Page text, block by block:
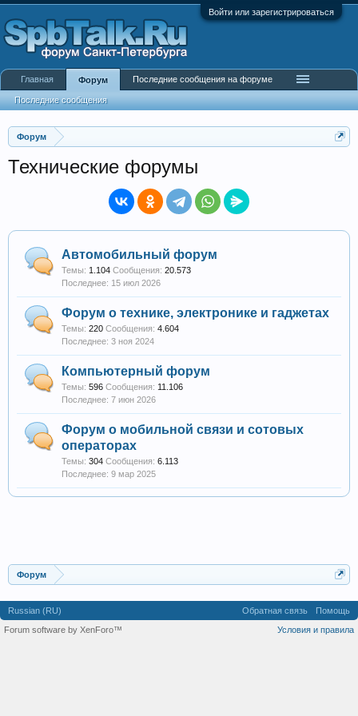
Войти или зарегистрироваться
Форум
Технические форумы
Автомобильный форум
Темы: 1.104 Сообщения: 20.573
15 июл 2026
Форум о технике, электронике и гаджетах
Темы: 220 Сообщения: 4.604
3 ноя 2024
Компьютерный форум
Темы: 596 Сообщения: 11.106
7 июн 2026
Форум о мобильной связи и сотовых
операторах
Темы: 304 Сообщения: 6.113
9 мар 2025
Форум
Главная Форум
Последние сообщения
Последние сообщения на форуме
Russian (RU) Обратная связь
Помощь
Условия и правила
Forum software by XenForo™